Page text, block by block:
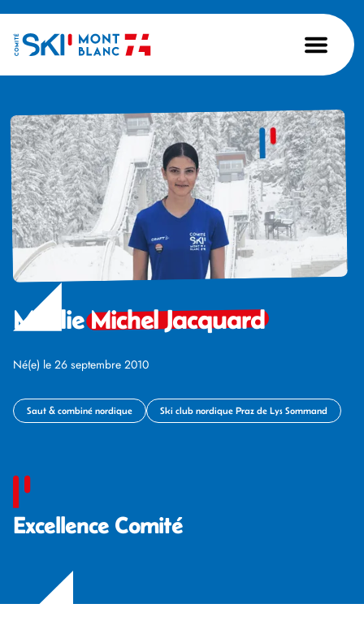
MaelieMichel Jacquard
Né(e) le 26 septembre 2010
Saut & combiné nordique Ski club nordique Praz de Lys Sommand
Excellence Comité